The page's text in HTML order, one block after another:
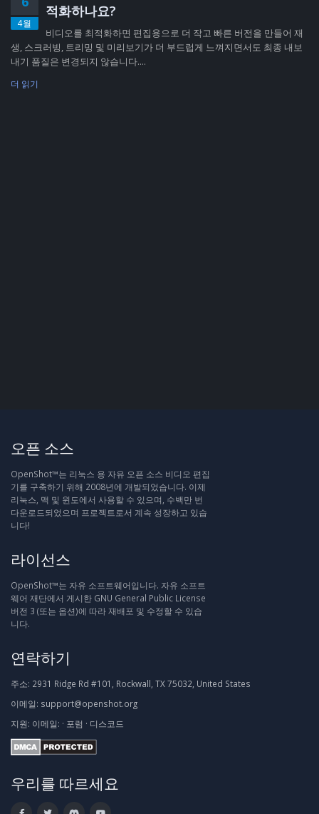
4월
적화하나요?
비디오를 최적화하면 편집용으로 더 작고 빠른 버전을 만들어 재
생, 스크러빙, 트리밍 및 미리보기가 더 부드럽게 느껴지면서도 최종 내보
내기 품질은 변경되지 않습니다....
더 읽기
오픈 소스
OpenShot™는 리눅스 용 자유 오픈 소스 비디오 편집
기를 구축하기 위해 2008년에 개발되었습니다. 이제
리눅스, 맥 및 윈도에서 사용할 수 있으며, 수백만 번
다운로드되었으며 프로젝트로서 계속 성장하고 있습
니다!
라이선스
OpenShot™는 자유 소프트웨어입니다. 자유 소프트
웨어 재단에서 게시한 GNU General Public License
버전 3 (또는 옵션)에 따라 재배포 및 수정할 수 있습
니다.
연락하기
주소: 2931 Ridge Rd #101, Rockwall, TX 75032, United States
이메일: support@openshot.org
지원: 이메일: · 포럼 · 디스코드
우리를 따르세요